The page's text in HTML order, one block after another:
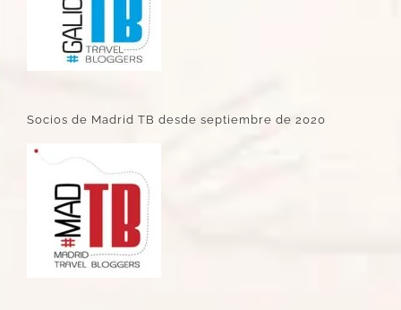
Socios de Madrid TB desde septiembre de 2020